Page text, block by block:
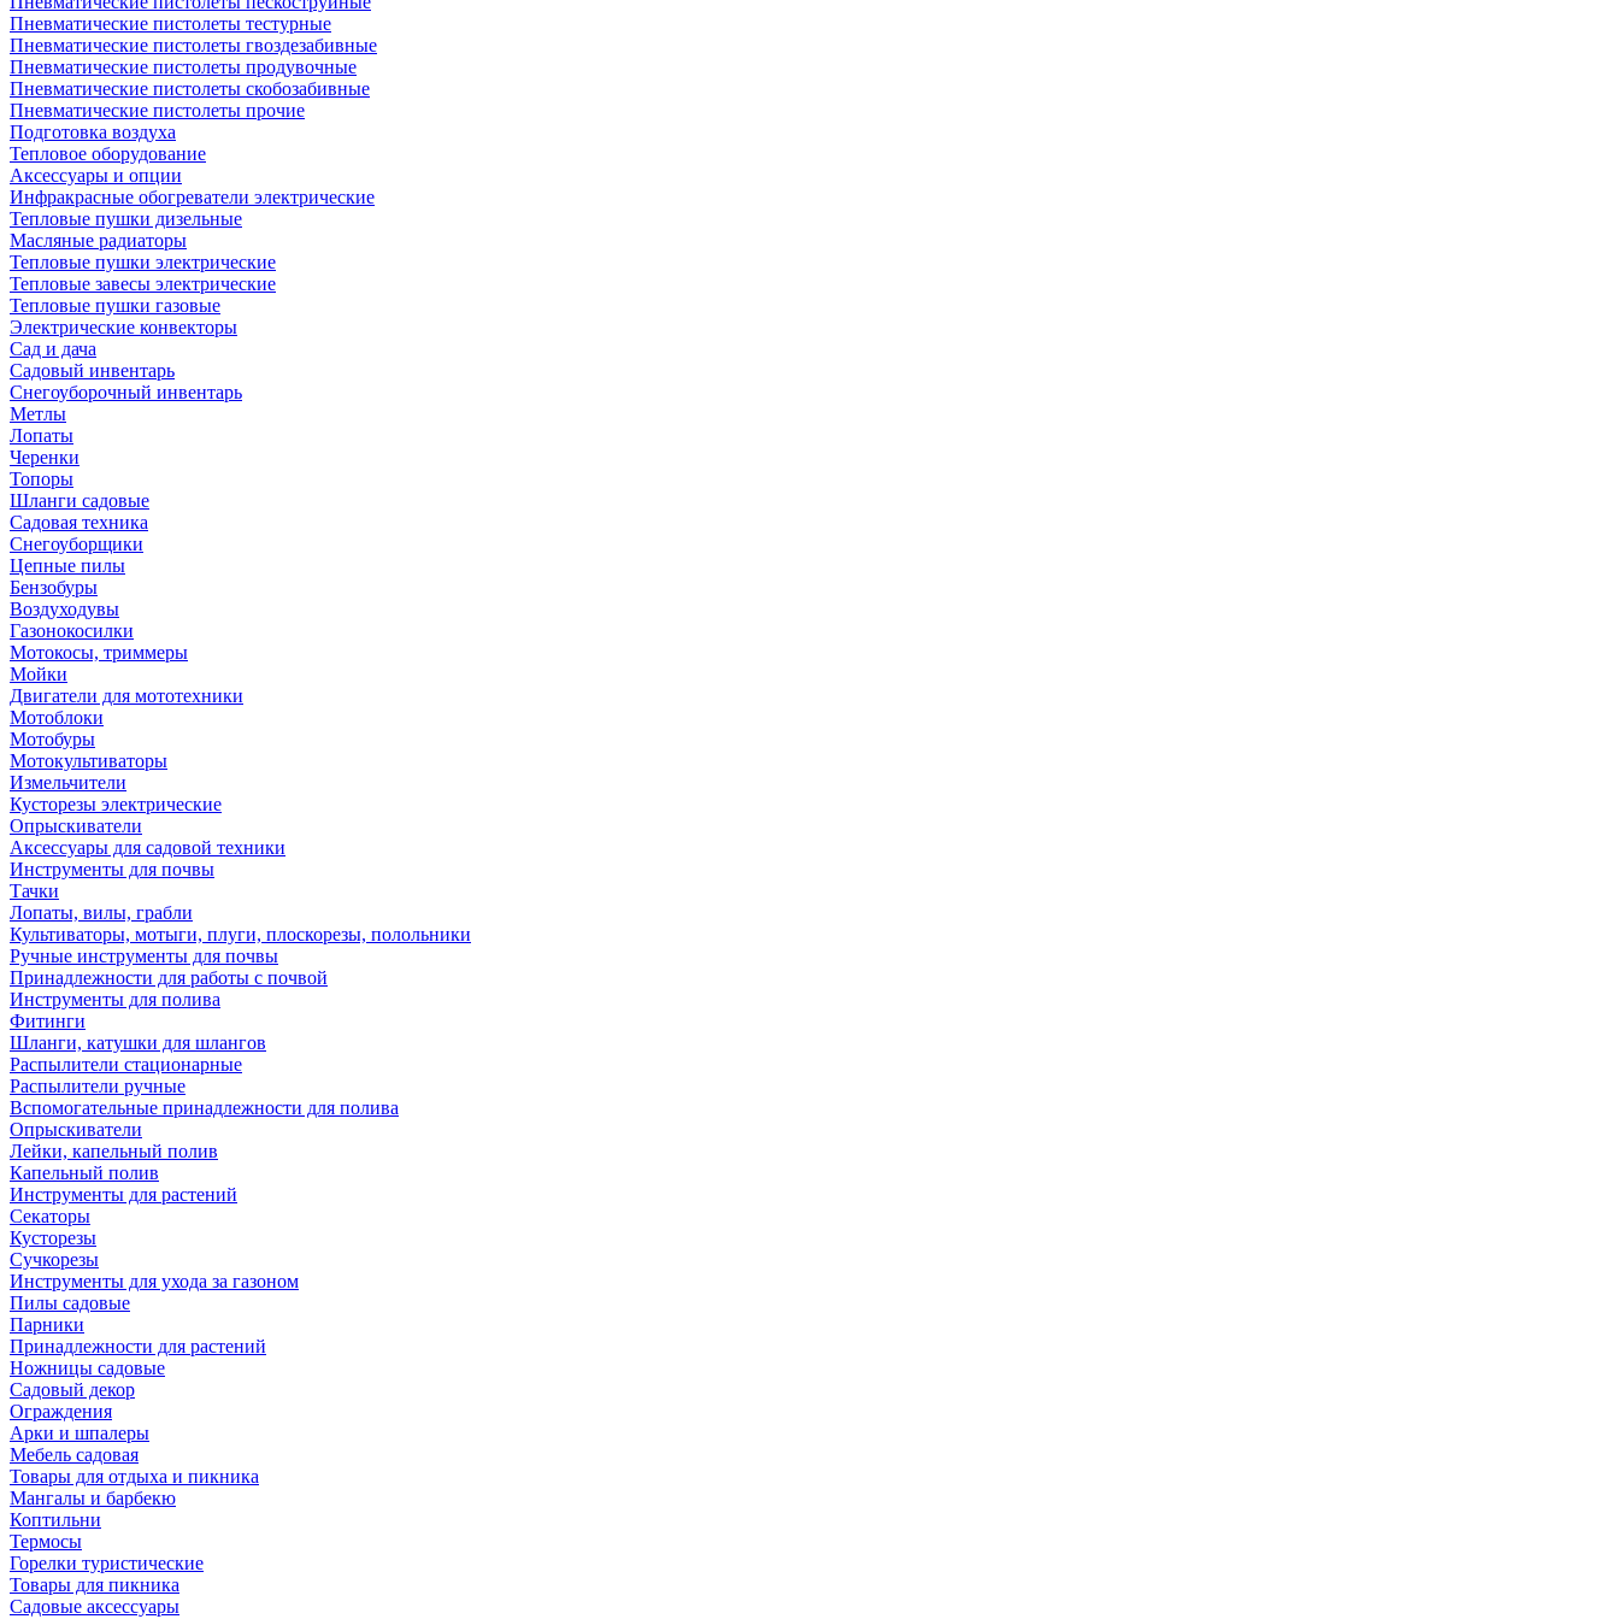
Пневматические пистолеты тестурные
Пневматические пистолеты гвоздезабивные
Пневматические пистолеты продувочные
Пневматические пистолеты скобозабивные
Пневматические пистолеты прочие
Подготовка воздуха
Тепловое оборудование
Аксессуары и опции
Инфракрасные обогреватели электрические
Тепловые пушки дизельные
Масляные радиаторы
Тепловые пушки электрические
Тепловые завесы электрические
Тепловые пушки газовые
Электрические конвекторы
Сад и дача
Садовый инвентарь
Снегоуборочный инвентарь
Метлы
Лопаты
Черенки
Топоры
Шланги садовые
Садовая техника
Снегоуборщики
Цепные пилы
Бензобуры
Воздуходувы
Газонокосилки
Мотокосы, триммеры
Мойки
Двигатели для мототехники
Мотоблоки
Мотобуры
Мотокультиваторы
Измельчители
Кусторезы электрические
Опрыскиватели
Аксессуары для садовой техники
Инструменты для почвы
Тачки
Лопаты, вилы, грабли
Культиваторы, мотыги, плуги, плоскорезы, полольники
Ручные инструменты для почвы
Принадлежности для работы с почвой
Инструменты для полива
Фитинги
Шланги, катушки для шлангов
Распылители стационарные
Распылители ручные
Вспомогательные принадлежности для полива
Опрыскиватели
Лейки, капельный полив
Капельный полив
Инструменты для растений
Секаторы
Кусторезы
Сучкорезы
Инструменты для ухода за газоном
Пилы садовые
Парники
Принадлежности для растений
Ножницы садовые
Садовый декор
Ограждения
Арки и шпалеры
Мебель садовая
Товары для отдыха и пикника
Мангалы и барбекю
Коптильни
Термосы
Горелки туристические
Товары для пикника
Садовые аксессуары